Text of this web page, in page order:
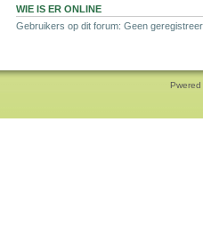
WIE IS ER ONLINE
Gebruikers op dit forum: Geen